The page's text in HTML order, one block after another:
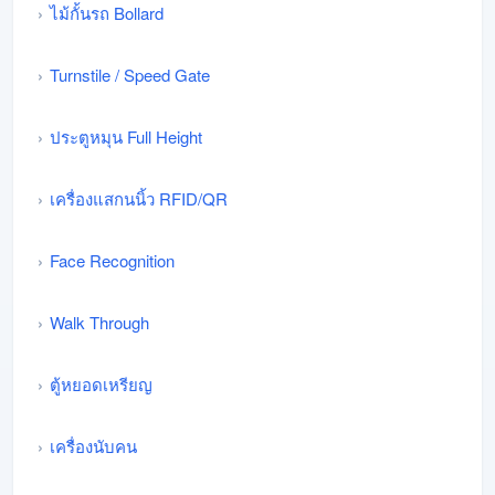
ไม้กั้นรถ Bollard
Turnstile / Speed Gate
ประตูหมุน Full Height
เครื่องแสกนนิ้ว RFID/QR
Face Recognition
Walk Through
ตู้หยอดเหรียญ
เครื่องนับคน